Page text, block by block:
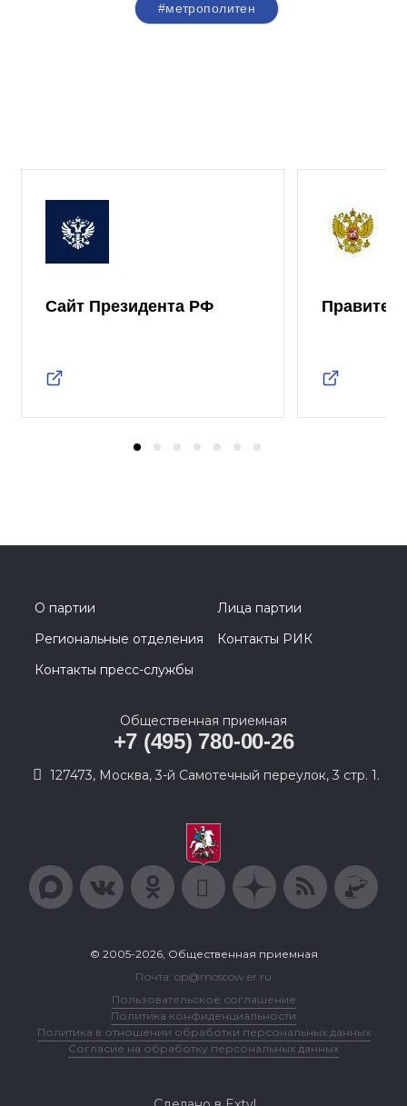
#метрополитен
Сайт Президента РФ
О партии
Лица партии
Региональные отделения
Контакты РИК
Контакты пресс-службы
Общественная приемная
+7 (495) 780-00-26
127473, Москва, 3-й Самотечный переулок, 3 стр. 1.
© 2005-2026, Общественная приемная
Почта: op@moscow.er.ru
Пользовательское соглашение
Политика конфиденциальности
Политика в отношении обработки персональных данных
Согласие на обработку персональных данных